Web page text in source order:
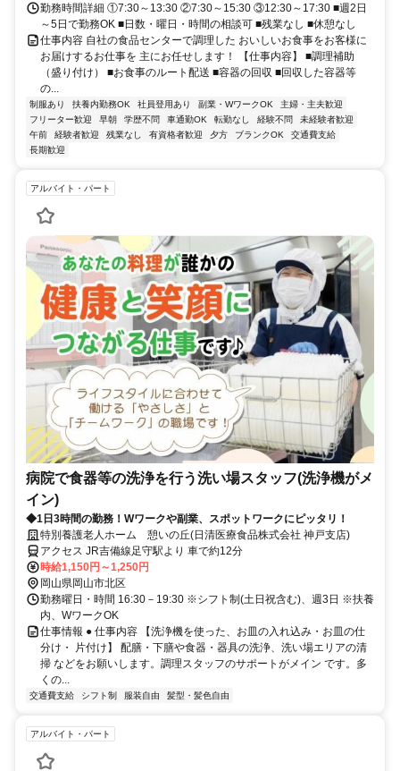
勤務時間詳細 ①7:30～13:30 ②7:30～15:30 ③12:30～17:30 ■週2日
～5日で勤務OK ■日数・曜日・時間の相談可 ■残業なし ■休憩なし
仕事内容 自社の食品センターで調理した おいしいお食事をお客様に
お届けするお仕事を 主にお任せします！ 【仕事内容】 ■調理補助
（盛り付け） ■お食事のルート配送 ■容器の回収 ■回収した容器等
の...
制服あり 扶養内勤務OK 社員登用あり 副業・WワークOK
主婦・主夫歓迎
フリーター歓迎
早朝 学歴不問 車通勤OK 転勤なし 経験不問
未経験者歓迎
午前
経験者歓迎 残業なし 有資格者歓迎 夕方 ブランクOK
交通費支給
長期歓迎
アルバイト・パート
病院で食器等の洗浄を行う洗い場スタッフ(洗浄機がメ
イン)
◆1日3時間の勤務！Wワークや副業、スポットワークにピッタリ！
特別養護老人ホーム 憩いの丘(日清医療食品株式会社 神戸支店)
アクセス JR吉備線足守駅より 車で約12分
時給1,150円～1,250円
岡山県岡山市北区
勤務曜日・時間 16:30－19:30 ※シフト制(土日祝含む)、週3日 ※扶養
内、WワークOK
仕事情報 ● 仕事内容 【洗浄機を使った、お皿の入れ込み・お皿の仕
分け・ 片付け】 配膳・下膳や食器・器具の洗浄、洗い場エリアの清
掃 などをお願いします。調理スタッフのサポートがメイン です。多
くの...
交通費支給 シフト制 服装自由 髪型・髪色自由
アルバイト・パート